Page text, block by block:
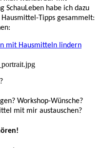
SchauLeben habe ich dazu
Tipps gesammelt:
mit Hausmitteln lindern
Workshop-Wünsche?
mit mir austauschen?